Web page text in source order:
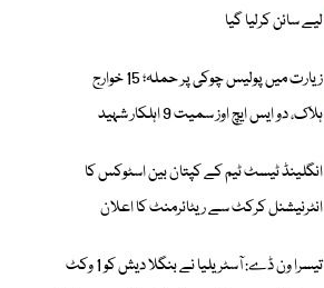
لیے سائن کرلیا گیا
زیارت میں پولیس چوکی پر حملہ؛ 15 خوارج
ہلاک، دو ایس ایچ اوز سمیت 9 اہلکار شہید
انگلینڈ ٹیسٹ ٹیم کے کپتان بین اسٹوکس کا
انٹرنیشنل کرکٹ سے ریٹائرمنٹ کا اعلان
تیسرا ون ڈے: آسٹریلیا نے بنگلا دیش کو 1 وکٹ